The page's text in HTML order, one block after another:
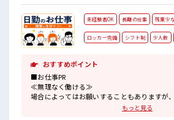
未経験者OK 長期の仕事 残業少
ロッカー完備 シフト制 少人数
おすすめポイント
■お仕事PR
≪無理なく働ける≫
場合によってはお願いすることもありますが、
もっと見る